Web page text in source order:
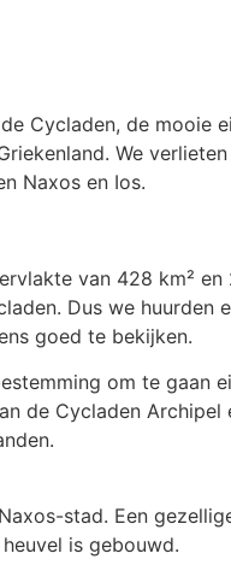
Cycladen, de mooie
We verlieten
Naxos en Ios.
van 428 km²
Dus we huurden
goed te bekijken.
om te gaan
de Cycladen Archipel
stad. Een
is gebouwd.